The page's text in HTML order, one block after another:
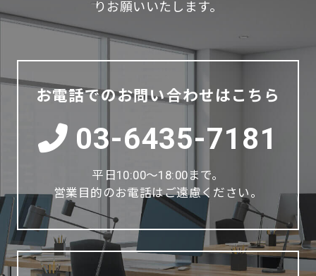
りお願いいたします。
お電話でのお問い合わせはこちら
03-6435-7181
平日10:00～18:00まで。
営業目的のお電話はご遠慮ください。